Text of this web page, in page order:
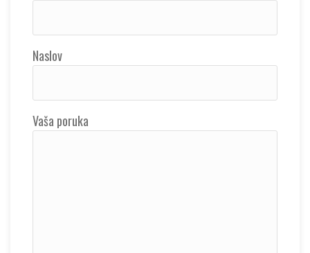
Naslov
Vaša poruka